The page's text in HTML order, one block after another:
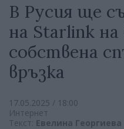
В Русия ще
на Starlink на
собствена
връзка
17.05.2025 / 18:00
Интернет
Текст: Евелина Георгиева